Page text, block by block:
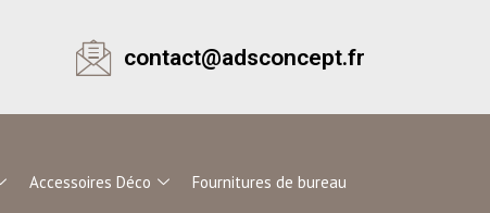
contact@adsconcept.fr
Accessoires Déco Fournitures de bureau